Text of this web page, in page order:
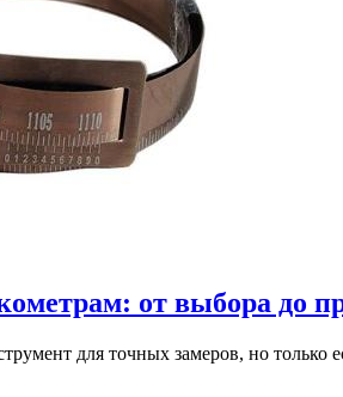
от выбора до
для точных замеров, но только